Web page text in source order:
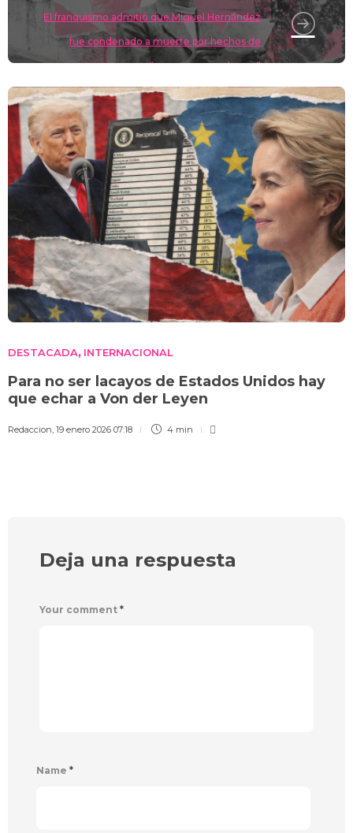
El franquismo admitió que Miguel Hernández
fue condenado a muerte por hechos de
“escasa trascendencia”
DESTACADA, INTERNACIONAL
Para no ser lacayos de Estados Unidos hay
que echar a Von der Leyen
Redaccion, 19 enero 2026 07:18 4 min
Deja una respuesta
Your comment *
Name *